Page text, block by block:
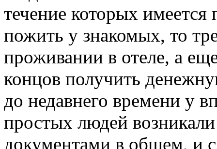
течение которых имеется
пожить у знакомых, то
проживании в отеле, а
концов получить
до недавнего времени у
простых людей
документами в общем, и